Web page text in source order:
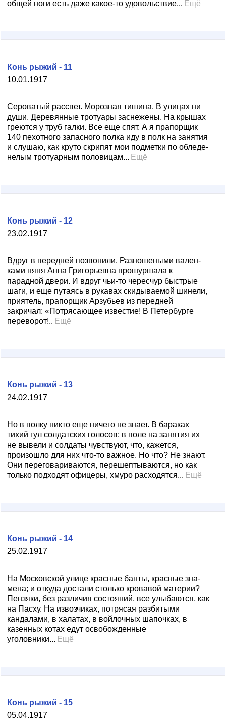
общей ноги есть даже какое-то удовольствие... Ещё
10.01.1917
Конь рыжий - 11
Сероватый рассвет. Морозная тишина. В улицах ни
души. Деревянные тротуары заснежены. На крышах
греются у труб галки. Все еще спят. А я прапорщик
140 пехотного запасного полка иду в полк на занятия
и слушаю, как круто скрипят мои подметки по обледе­
нелым тротуарным половицам... Ещё
23.02.1917
Конь рыжий - 12
Вдруг в передней позвонили. Разношеными вален­
ками няня Анна Григорьевна прошуршала к
парадной двери. И вдруг чьи-то чересчур быстрые
шаги, и еще путаясь в рукавах скидываемой шинели,
приятель, пра­порщик Арзубьев из передней
закричал: «Потрясающее известие! В Петербурге
переворот!.. Ещё
24.02.1917
Конь рыжий - 13
Но в полку никто еще ничего не знает. В бараках
тихий гул солдатских голосов; в поле на занятия их
не вывели и солдаты чувствуют, что, кажется,
произошло для них что-то важное. Но что? Не знают.
Они пере­говариваются, перешептываются, но как
только подхо­дят офицеры, хмуро расходятся... Ещё
25.02.1917
Конь рыжий - 14
На Московской улице красные банты, красные зна­
мена; и откуда достали столько кро­вавой материи?
Пензяки, без различия состояний, все улыбаются, как
на Пасху. На извозчиках, потрясая раз­битыми
кандалами, в халатах, в войлочных шапочках, в
казенных котах едут освобожденные
уголовники... Ещё
05.04.1917
Конь рыжий - 15